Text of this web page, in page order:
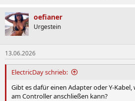
oefianer
Urgestein
13.06.2026
ElectricDay schrieb:
Gibt es dafür einen Adapter oder Y-
am Controller anschließen kann?